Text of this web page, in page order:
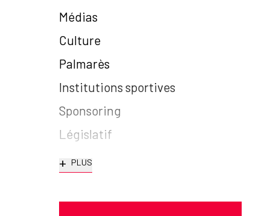
Médias
Culture
Palmarès
Institutions sportives
Sponsoring
Législatif
+ PLUS